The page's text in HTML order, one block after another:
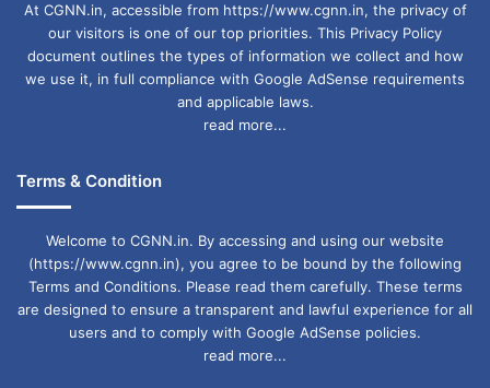
At CGNN.in, accessible from https://www.cgnn.in, the privacy of
our visitors is one of our top priorities. This Privacy Policy
document outlines the types of information we collect and how
we use it, in full compliance with Google AdSense requirements
and applicable laws.
read more...
Terms & Condition
Welcome to CGNN.in. By accessing and using our website
(https://www.cgnn.in), you agree to be bound by the following
Terms and Conditions. Please read them carefully. These terms
are designed to ensure a transparent and lawful experience for all
users and to comply with Google AdSense policies.
read more...